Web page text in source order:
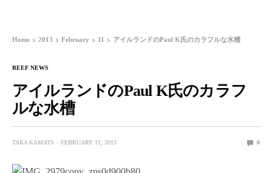
Home 2013 February 11 アイルランドのPaul K氏のカラフルな水槽
REEF NEWS
アイルランドのPaul K氏のカラフ
ルな水槽
TAKA KAMATA FEBRUARY 11, 2013 0